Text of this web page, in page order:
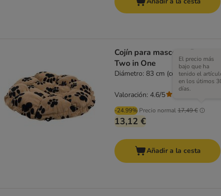
Cojín para mascotas Branca
Two in One
Diámetro: 83 cm (cojín abierto)
-24.99% Precio normal17,49 €
El precio más
bajo que ha
tenido el
en los útimos
días.
13,12 €
Valoración: 4.6/5
Añadir a la cesta